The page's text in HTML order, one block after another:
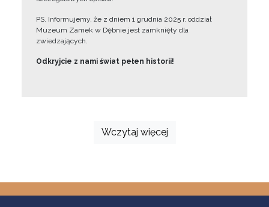
PS. Informujemy, że z dniem 1 grudnia 2025 r. oddział
Muzeum Zamek w Dębnie jest zamknięty dla
zwiedzających.
Odkryjcie z nami świat pełen historii!
Wczytaj więcej